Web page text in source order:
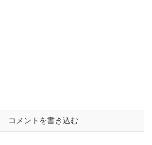
コメントを書き込む